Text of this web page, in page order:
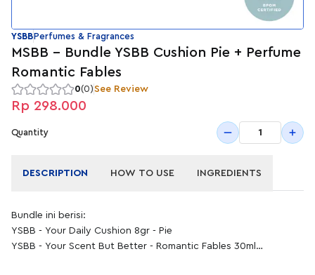
YSBBPerfumes & Fragrances
MSBB - Bundle YSBB Cushion Pie + Perfume
Romantic Fables
0(0)See Review
Rp 298.000
Quantity 1
DESCRIPTION HOW TO USE INGREDIENTS
Bundle ini berisi:
YSBB - Your Daily Cushion 8gr - Pie
YSBB - Your Scent But Better - Romantic Fables 30ml